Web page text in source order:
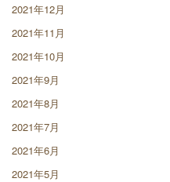
2021年12月
2021年11月
2021年10月
2021年9月
2021年8月
2021年7月
2021年6月
2021年5月